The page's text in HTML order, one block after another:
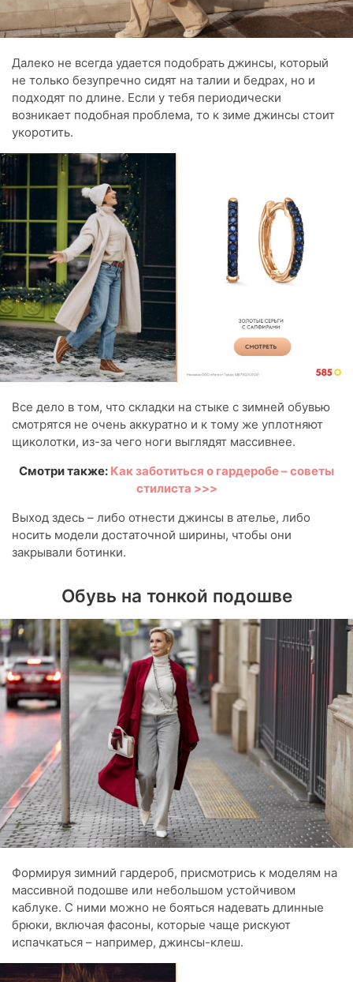
Далеко не всегда удается подобрать джинсы, который
не только безупречно сидят на талии и бедрах, но и
подходят по длине. Если у тебя периодически
возникает подобная проблема, то к зиме джинсы стоит
укоротить.
Все дело в том, что складки на стыке с зимней обувью
смотрятся не очень аккуратно и к тому же уплотняют
щиколотки, из-за чего ноги выглядят массивнее.
Смотри также: Как заботиться о гардеробе – советы
стилиста >>>
Выход здесь – либо отнести джинсы в ателье, либо
носить модели достаточной ширины, чтобы они
закрывали ботинки.
Обувь на тонкой подошве
Формируя зимний гардероб, присмотрись к моделям на
массивной подошве или небольшом устойчивом
каблуке. С ними можно не бояться надевать длинные
брюки, включая фасоны, которые чаще рискуют
испачкаться – например, джинсы-клеш.